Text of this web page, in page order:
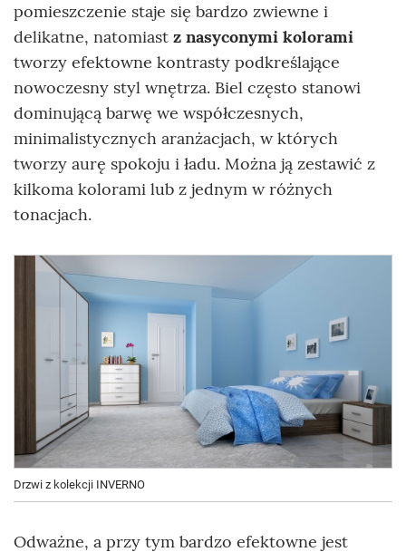
pomieszczenie staje się bardzo zwiewne i
delikatne, natomiast z nasyconymi kolorami
tworzy efektowne kontrasty podkreślające
nowoczesny styl wnętrza. Biel często stanowi
dominującą barwę we współczesnych,
minimalistycznych aranżacjach, w których
tworzy aurę spokoju i ładu. Można ją zestawić z
kilkoma kolorami lub z jednym w różnych
tonacjach.
Drzwi z kolekcji INVERNO
Odważne, a przy tym bardzo efektowne jest